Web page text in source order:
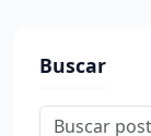
Buscar